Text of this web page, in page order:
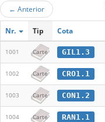
← Anterior
Nr. Tip Cota
1001 Carte GIL1.3
1002 Carte CRO1.1
1003 Carte CON1.2
1004 Carte RAN1.1